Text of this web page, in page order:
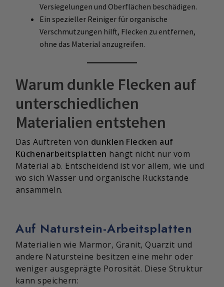
Versiegelungen und Oberflächen beschädigen.
Ein spezieller Reiniger für organische
Verschmutzungen hilft, Flecken zu entfernen,
ohne das Material anzugreifen.
Warum dunkle Flecken auf
unterschiedlichen
Materialien entstehen
Das Auftreten von dunklen Flecken auf
Küchenarbeitsplatten hängt nicht nur vom
Material ab. Entscheidend ist vor allem, wie und
wo sich Wasser und organische Rückstände
ansammeln.
Auf Naturstein-Arbeitsplatten
Materialien wie Marmor, Granit, Quarzit und
andere Natursteine besitzen eine mehr oder
weniger ausgeprägte Porosität. Diese Struktur
kann speichern: